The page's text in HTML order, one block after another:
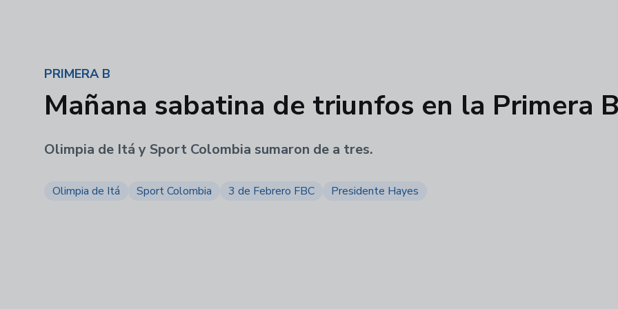
PRIMERA B
Mañana sabatina de triunfos en la Primera
Olimpia de Itá y Sport Colombia sumaron de a tres.
Olimpia de Itá Sport Colombia 3 de Febrero FBC Presidente Hayes